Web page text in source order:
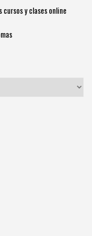
cursos y clases online